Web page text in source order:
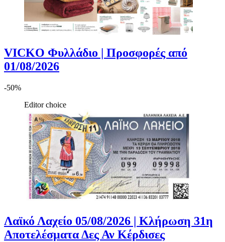
VICKO Φυλλάδιο | Προσφορές από
01/08/2026
-50%
Editor choice
Λαϊκό Λαχείο 05/08/2026 | Κλήρωση 31η
Αποτελέσματα Δες Αν Κέρδισες